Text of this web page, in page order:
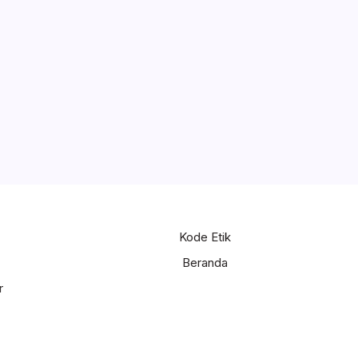
Kode Etik
Beranda